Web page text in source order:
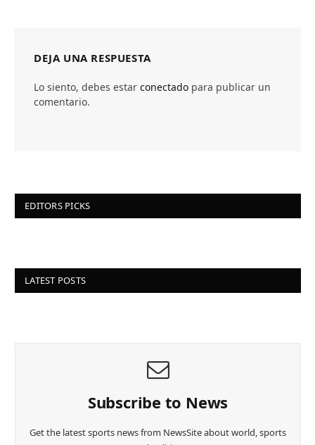
DEJA UNA RESPUESTA
Lo siento, debes estar conectado para publicar un
comentario.
EDITORS PICKS
LATEST POSTS
Subscribe to News
Get the latest sports news from NewsSite about world, sports